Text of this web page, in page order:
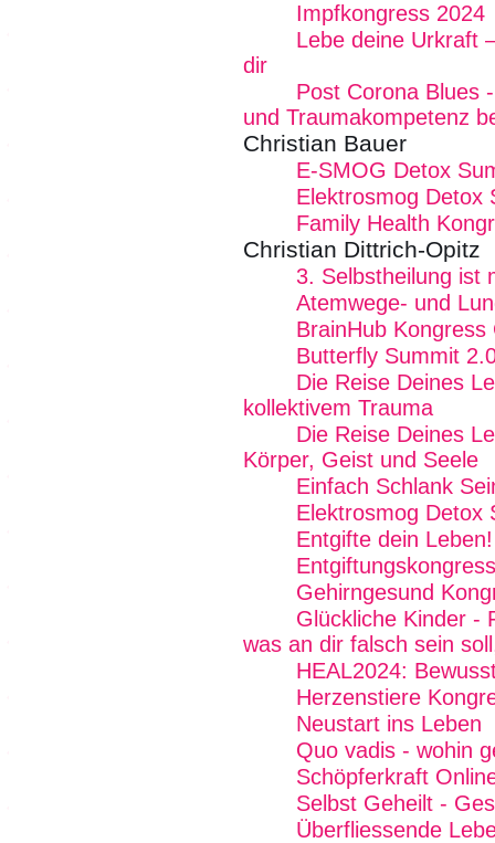
Impfkongress 2024
Lebe deine Urkraft
dir
Post Corona Blues
und Traumakompetenz
Christian Bauer
E-SMOG Detox
Elektrosmog Detox
Family Health
Christian Dittrich-Opitz
3. Selbstheilung ist
Atemwege- und
BrainHub Kongress
Butterfly Summit
Die Reise Deines
kollektivem Trauma
Die Reise Deines
Körper, Geist und Seele
Einfach Schlank
Elektrosmog Detox
Entgifte dein Leben!
Entgiftungskongress
Gehirngesund
Glückliche Kinder -
was an dir falsch sein
HEAL2024:
Herzenstiere
Neustart ins Leben
Quo vadis - wohin
Schöpferkraft
Selbst Geheilt -
Überfliessende